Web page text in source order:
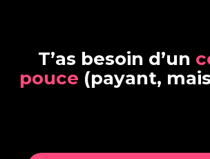
T’as besoin d’un c
pouce (payant, mais